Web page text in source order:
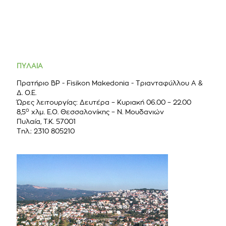
ΠΥΛΑΙΑ
Πρατήριο BP - Fisikon Makedonia - Τριανταφύλλου Α &
Δ. Ο.Ε.
Ώρες λειτουργίας: Δευτέρα – Κυριακή 06.00 – 22.00
8,5ο χλμ. Ε.Ο. Θεσσαλονίκης – Ν. Μουδανιών
Πυλαία, Τ.Κ. 57001
Τηλ.: 2310 805210